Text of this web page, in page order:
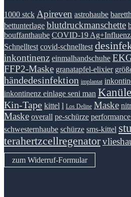
1000 stck Apireven astrohaube
bettunterlage blutdruckmanschette
bouffanthaube COVID-19
Schnelltest covid-schnelltest
inkontinenz einmalhandschuhe
FFP2-Maske granatapfel-elixier
händedesinfektion implantat
inkontinenz einlage seni man
Kin-Tape kittel l Los Deline Maske
Maske overall pe-schürze
schwesternhaube schürze sms-kittel
terahertzcellregenator
zum Widerruf-Formular